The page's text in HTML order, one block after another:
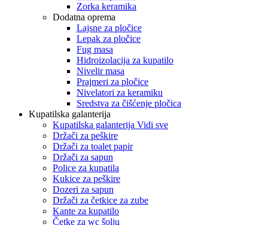
Zorka keramika
Dodatna oprema
Lajsne za pločice
Lepak za pločice
Fug masa
Hidroizolacija za kupatilo
Nivelir masa
Prajmeri za pločice
Nivelatori za keramiku
Sredstva za čišćenje pločica
Kupatilska galanterija
Kupatilska galanterija Vidi sve
Držači za peškire
Držači za toalet papir
Držači za sapun
Police za kupatila
Kukice za peškire
Dozeri za sapun
Držači za četkice za zube
Kante za kupatilo
Četke za wc šolju